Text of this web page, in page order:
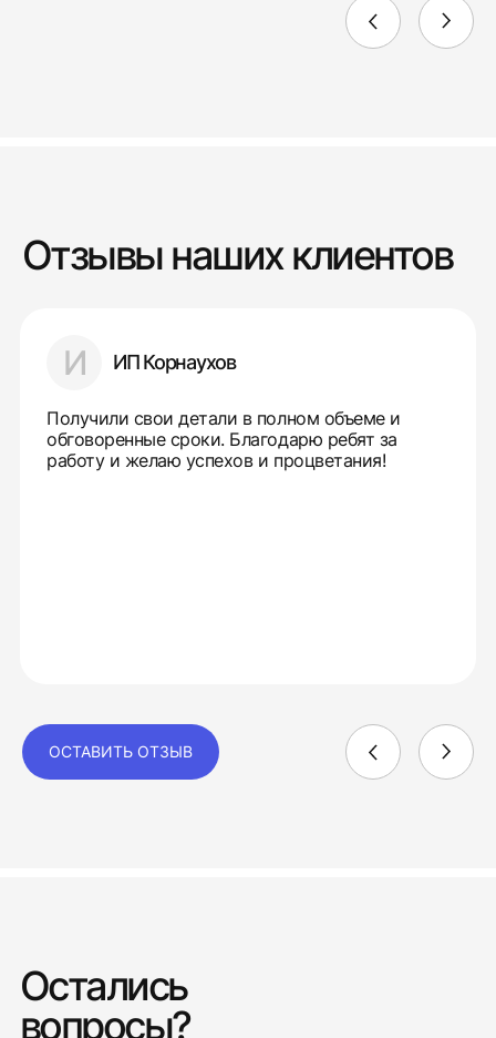
Отзывы наших клиентов
И ИП Корнаухов
Получили свои детали в полном объеме и
обговоренные сроки. Благодарю ребят за
работу и желаю успехов и процветания!
ОСТАВИТЬ ОТЗЫВ
Остались
вопросы?